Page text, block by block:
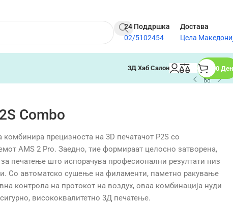
24 Поддршка
02/5102454
Достава
Цела
3Д Хаб Салон 0 Ден
Combo
комбинира прецизноста на 3D печатачот P2S со
AMS 2 Pro. Заедно, тие формираат целосно затворена,
за печатење што испорачува професионални резултати низ
Со автоматско сушење на филаменти, паметно ракување
контрола на протокот на воздух, оваа комбинација нуди
висококвалитетно 3Д печатење.